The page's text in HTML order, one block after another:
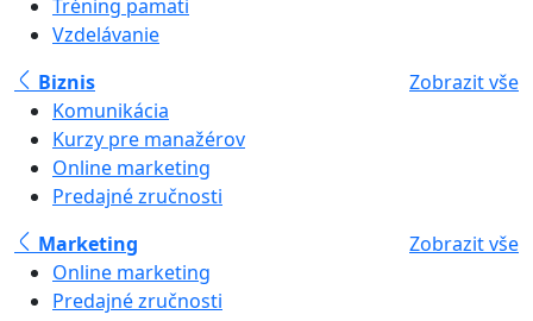
Tréning pamäti
Vzdelávanie
Biznis
Zobrazit vše
Komunikácia
Kurzy pre manažérov
Online marketing
Predajné zručnosti
Marketing
Zobrazit vše
Online marketing
Predajné zručnosti